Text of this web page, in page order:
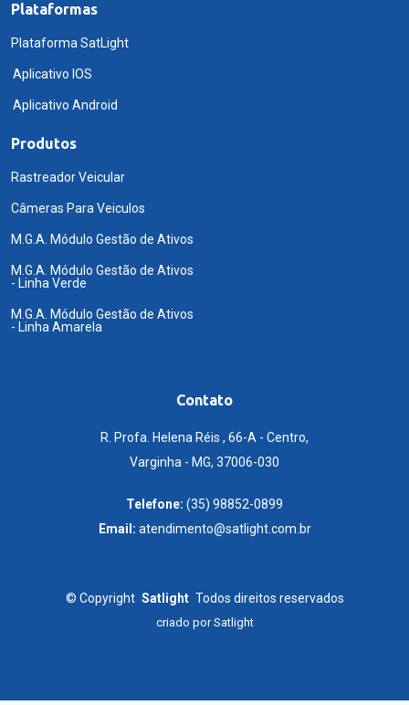
Plataformas
Plataforma SatLight
Aplicativo IOS
Aplicativo Android
Produtos
Rastreador Veicular
Câmeras Para Veiculos
M.G.A. Módulo Gestão de Ativos
M.G.A. Módulo Gestão de Ativos
- Linha Verde
M.G.A. Módulo Gestão de Ativos
- Linha Amarela
Contato
R. Profa. Helena Réis , 66-A - Centro,
Varginha - MG, 37006-030
Telefone: (35) 98852-0899
Email: atendimento@satlight.com.br
© Copyright Satlight Todos direitos reservados
criado porSatlight